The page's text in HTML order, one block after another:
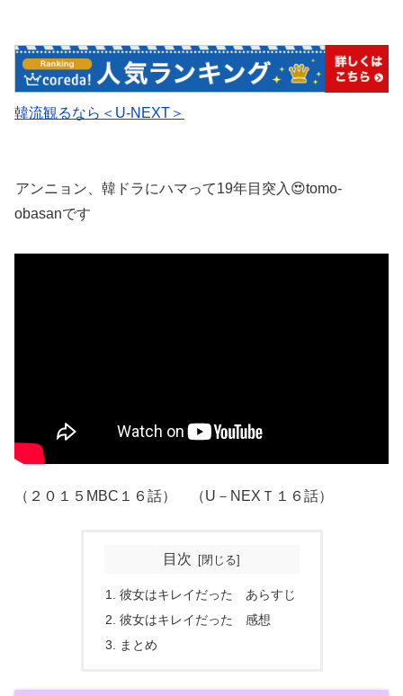
韓流観るなら＜U-NEXT＞
アンニョン、韓ドラにハマって19年目突入😍tomo-
obasanです
（２０１５MBC１６話） （U－NEXＴ１６話）
目次
彼女はキレイだった あらすじ
彼女はキレイだった 感想
まとめ